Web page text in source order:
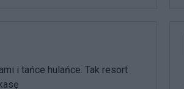
i tańce hulańce. Tak resort